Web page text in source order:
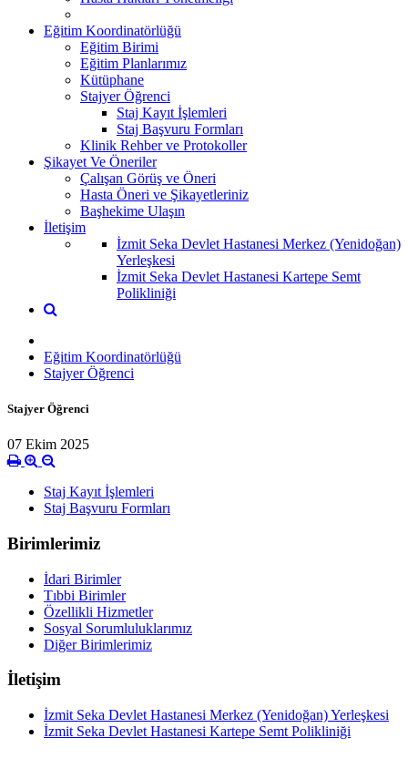
Eğitim Koordinatörlüğü
Eğitim Birimi
Eğitim Planlarımız
Kütüphane
Stajyer Öğrenci
Staj Kayıt İşlemleri
Staj Başvuru Formları
Klinik Rehber ve Protokoller
Şikayet Ve Öneriler
Çalışan Görüş ve Öneri
Hasta Öneri ve Şikayetleriniz
Başhekime Ulaşın
İletişim
İzmit Seka Devlet Hastanesi Merkez (Yenidoğan)
Yerleşkesi
İzmit Seka Devlet Hastanesi Kartepe Semt
Polikliniği
Eğitim Koordinatörlüğü
Stajyer Öğrenci
Stajyer Öğrenci
07 Ekim 2025
Staj Kayıt İşlemleri
Staj Başvuru Formları
Birimlerimiz
İdari Birimler
Tıbbi Birimler
Özellikli Hizmetler
Sosyal Sorumluluklarımız
Diğer Birimlerimiz
İletişim
İzmit Seka Devlet Hastanesi Merkez (Yenidoğan) Yerleşkesi
İzmit Seka Devlet Hastanesi Kartepe Semt Polikliniği